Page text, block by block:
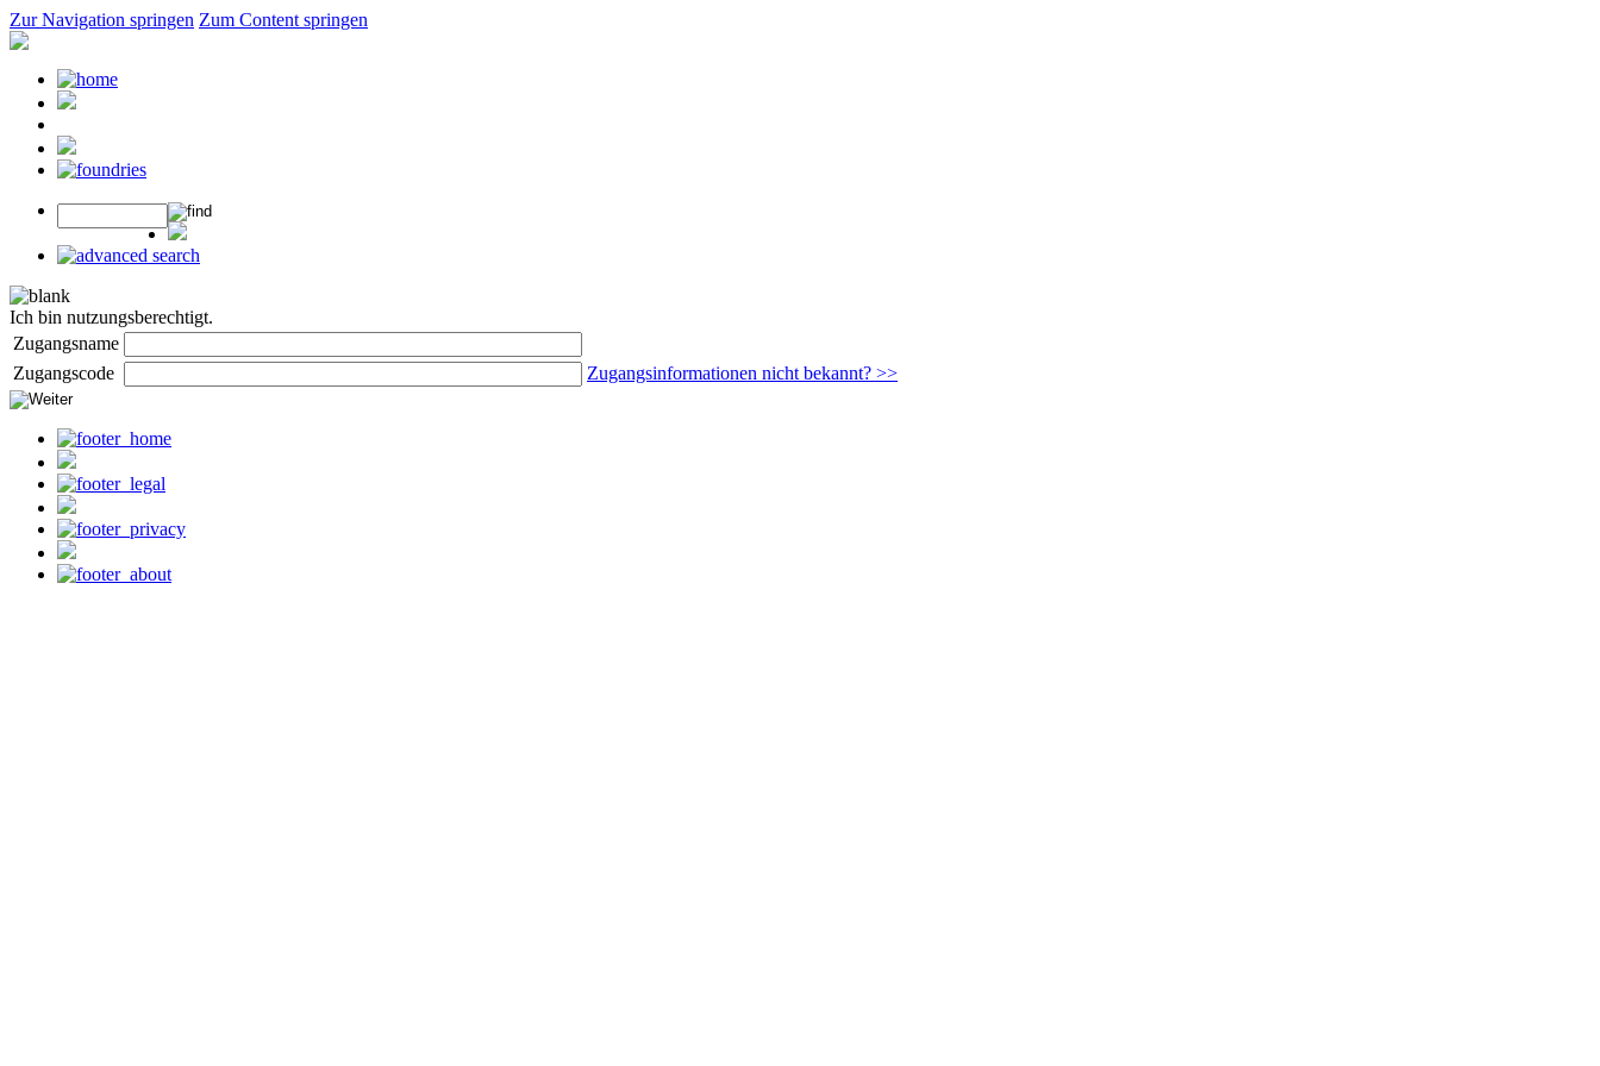
Zur Navigation springen Zum Content springen
Ich bin nutzungsberechtigt.
Zugangsname
Zugangscode
Zugangsinformationen nicht bekannt? >>